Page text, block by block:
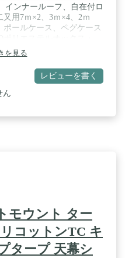
インナールーフ、自在付ロ
用7ｍ×2、3ｍ×4、2ｍ
ールケース、ペグケース
ミニマム・テフロン
、インナールーフ／ポリ
/ キャリーバッグサイズ
8.9kg / 対応人数 6～8名
を見る
レビューを書く
ん
モウント ター
コットンTC キ
タープ 天幕シ